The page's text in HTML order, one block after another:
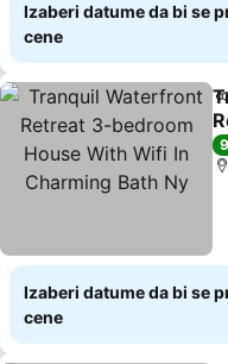
Izaberi datume da bi se
cene
Izaberi datume da bi se
cene